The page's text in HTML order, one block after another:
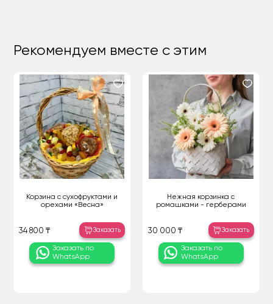
Рекомендуем вместе с этим
Корзина с сухофруктами и
орехами «Весна»
34 800 ₸ Заказать
Заказать по
WhatsApp
Нежная корзинка с
ромашками - герберами
30 000 ₸ Заказать
Заказать по
WhatsApp